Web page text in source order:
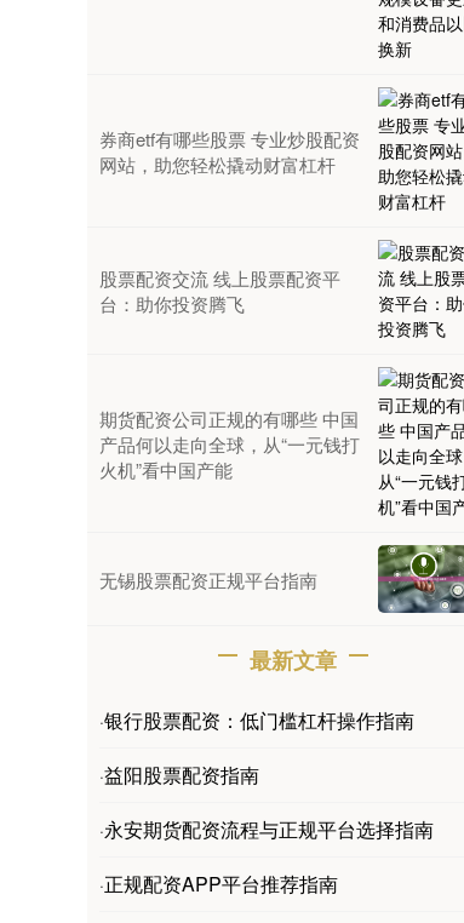
券商etf有哪些股票 专业炒股配资
网站，助您轻松撬动财富杠杆
股票配资交流 线上股票配资平
台：助你投资腾飞
期货配资公司正规的有哪些 中国
产品何以走向全球，从“一元钱打
火机”看中国产能
无锡股票配资正规平台指南
最新文章
·银行股票配资：低门槛杠杆操作指南
·益阳股票配资指南
·永安期货配资流程与正规平台选择指南
·正规配资APP平台推荐指南